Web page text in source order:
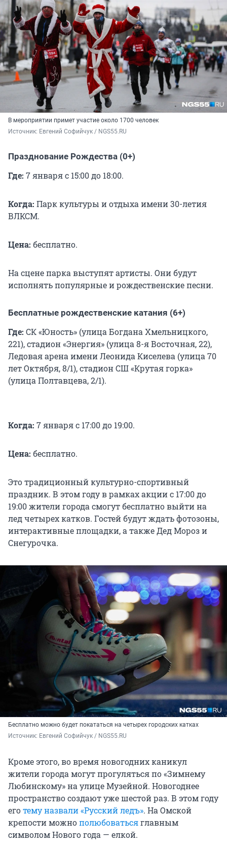
В мероприятии примет участие около 1700 человек
Источник: Евгений Софийчук / NGS55.RU
Празднование Рождества (0+)
Где: 7 января с 15:00 до 18:00.
Когда: Парк культуры и отдыха имени 30-летия
ВЛКСМ.
Цена: бесплатно.
На сцене парка выступят артисты. Они будут
исполнять популярные и рождественские песни.
Бесплатные рождественские катания (6+)
Где: СК «Юность» (улица Богдана Хмельницкого,
221), стадион «Энергия» (улица 8-я Восточная, 22),
Ледовая арена имени Леонида Киселева (улица 70
лет Октября, 8/1), стадион СШ «Крутая горка»
(улица Полтавцева, 2/1).
Когда: 7 января с 17:00 до 19:00.
Цена: бесплатно.
Это традиционный культурно-спортивный
праздник. В этом году в рамках акции с 17:00 до
19:00 жители города смогут бесплатно выйти на
лед четырех катков. Гостей будут ждать фотозоны,
интерактивные площадки, а также Дед Мороз и
Снегурочка.
Бесплатно можно будет покататься на четырех городских катках
Источник: Евгений Софийчук / NGS55.RU
Кроме этого, во время новогодних каникул
жители города могут прогуляться по «Зимнему
Любинскому» на улице Музейной. Новогоднее
пространство создают уже шестой раз. В этом году
еготему назвали «Русский ледъ». На Омской
крепости можнополюбоватьсяглавным
символом Нового года — елкой.